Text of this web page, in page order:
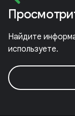
Найдите
используете.